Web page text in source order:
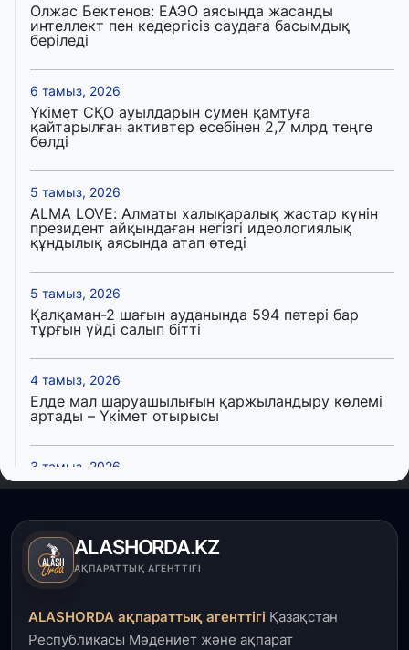
Олжас Бектенов: ЕАЭО аясында жасанды
интеллект пен кедергісіз саудаға басымдық
беріледі
6 тамыз, 2026
Үкімет СҚО ауылдарын сумен қамтуға
қайтарылған активтер есебінен 2,7 млрд теңге
бөлді
5 тамыз, 2026
ALMA LOVE: Алматы халықаралық жастар күнін
президент айқындаған негізгі идеологиялық
құндылық аясында атап өтеді
5 тамыз, 2026
Қалқаман-2 шағын ауданында 594 пәтері бар
тұрғын үйді салып бітті
4 тамыз, 2026
Елде мал шаруашылығын қаржыландыру көлемі
артады – Үкімет отырысы
3 тамыз, 2026
Өңірлерде жаңа вокзалдар, су құбыры,
пайдалануға берілді
3 тамыз, 2026
салынып жатыр
ALASHORDA.KZ
АҚПАРАТТЫҚ АГЕНТТІГІ
ALASHORDA ақпараттық агенттігі Қазақстан
Республикасы Мәдениет және ақпарат